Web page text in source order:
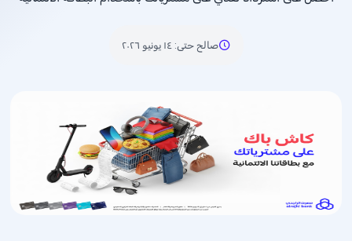
صالح حتى: ١٤ يونيو ٢٠٢٦